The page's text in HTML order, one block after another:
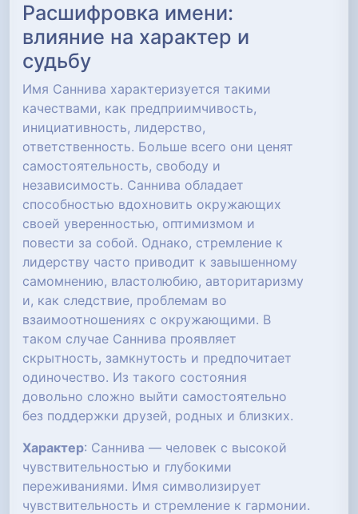
Расшифровка имени:
влияние на характер и
судьбу
Имя Саннива характеризуется такими
качествами, как предприимчивость,
инициативность, лидерство,
ответственность. Больше всего они ценят
самостоятельность, свободу и
независимость. Саннива обладает
способностью вдохновить окружающих
своей уверенностью, оптимизмом и
повести за собой. Однако, стремление к
лидерству часто приводит к завышенному
самомнению, властолюбию, авторитаризму
и, как следствие, проблемам во
взаимоотношениях с окружающими. В
таком случае Саннива проявляет
скрытность, замкнутость и предпочитает
одиночество. Из такого состояния
довольно сложно выйти самостоятельно
без поддержки друзей, родных и близких.
Характер: Саннива — человек с высокой
чувствительностью и глубокими
переживаниями. Имя символизирует
чувствительность и стремление к гармонии.